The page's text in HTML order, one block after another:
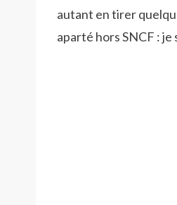
autant en tirer
aparté hors SNCF :